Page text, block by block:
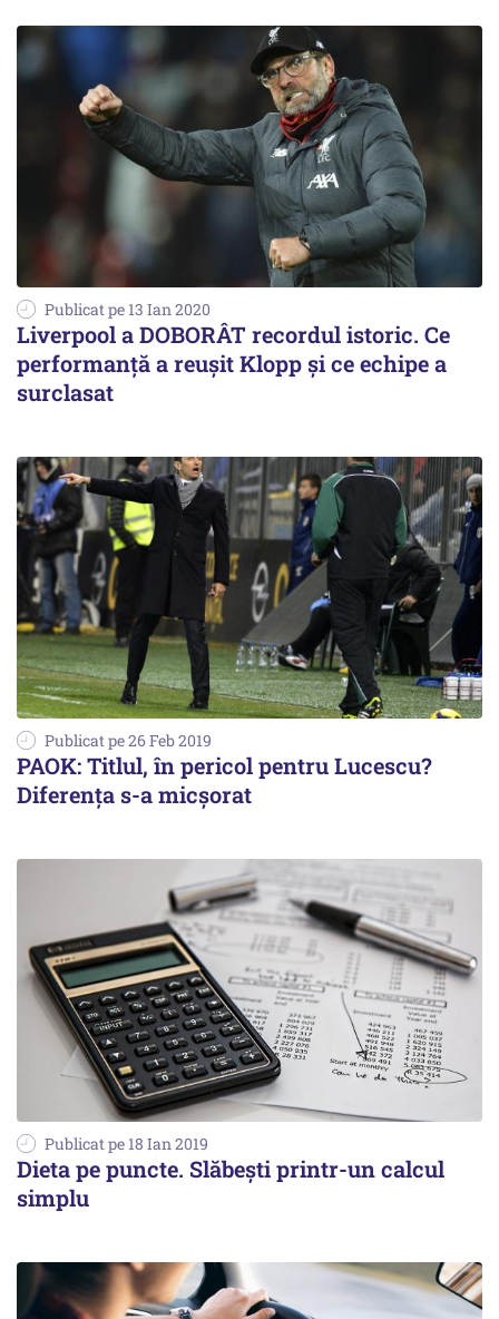
Publicat pe 13 Ian 2020
Liverpool a DOBORÂT recordul istoric. Ce
performanță a reușit Klopp și ce echipe a
surclasat
Publicat pe 26 Feb 2019
PAOK: Titlul, în pericol pentru Lucescu?
Diferența s-a micșorat
Publicat pe 18 Ian 2019
Dieta pe puncte. Slăbești printr-un calcul
simplu